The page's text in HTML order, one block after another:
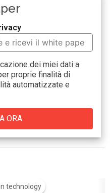
dei miei dati a
proprie finalità di
automatizzate e
technology